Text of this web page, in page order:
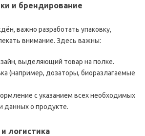
и брендирование
важно разработать упаковку,
внимание. Здесь важны:
выделяющий товар на полке.
(например, дозаторы, биоразлагаемые
с указанием всех необходимых
данных о продукте.
логистика